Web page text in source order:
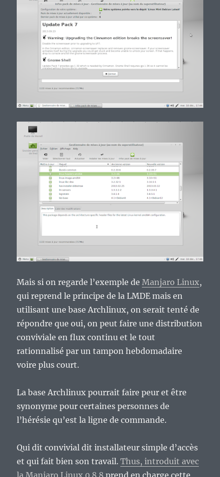
Mais si on regarde l’exemple deManjaro Linux,
qui reprend le principe de la LMDE mais en
utilisant une base Archlinux, on serait tenté de
répondre que oui, on peut faire une distribution
conviviale en flux continu et le tout
rationnalisé par un tampon hebdomadaire
voire plus court.
La base Archlinux pourrait faire peur et être
synonyme pour certaines personnes de
l’hérésie qu’est la ligne de commande.
Qui dit convivial dit installateur simple d’accès
et qui fait bien son travail.Thus, introduit avec